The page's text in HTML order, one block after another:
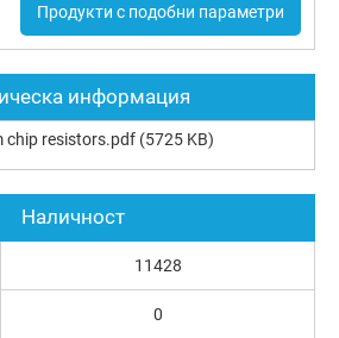
Продукти с подобни параметри
информация
chip resistors.pdf (5725 KB)
Наличност
11428
0